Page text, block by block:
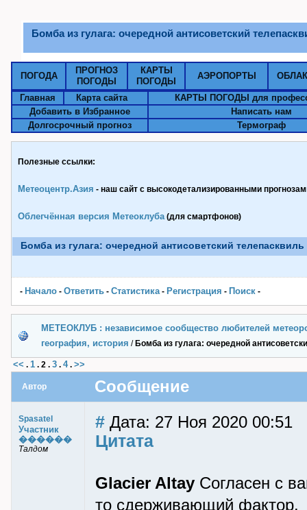
Бомба из гулага: очередной антисоветский
ПОГОДА
ПРОГНОЗ
ПОГОДЫ
КАРТЫ
ПОГОДЫ
АЭРОПОРТЫ
Главная Карта сайта
КАРТЫ ПОГОДЫ для
Добавить в Избранное
Написать нам
Долгосрочный прогноз
Термограф
Полезные ссылки:
Метеоцентр.Азия - наш сайт с высокодетализированными
Облегчённая версия Метеоклуба(для смартфонов)
Бомба из гулага: очередной антисоветский телепасквиль
- Начало - Ответить - Статистика- Pегистрация - Поиск -
МЕТЕОКЛУБ : независимое сообщество любителей
география, история / Бомба из гулага: очередной
<< . 1 . 2 . 3 . 4. >>
Автор Сообщение
Spasatel
Участник
������
Талдом
# Дата: 27 Ноя 2020 00:51
Цитата
Glacier Altay Согласен с
то сдерживающий фактор.